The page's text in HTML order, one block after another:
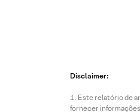
Disclaimer:
Este relatório de
fornecer